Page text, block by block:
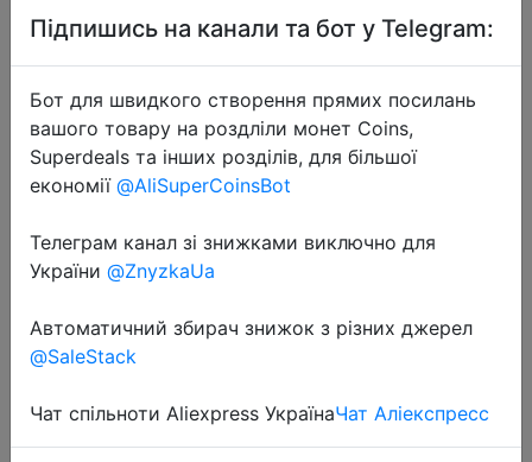
$28.29
Промокод:"BGAAFYE7"
Перейти до магазину
Додаткова інформація відсутня.
Слідкуйте за знижками на мобільному, в телеграм
ZnyzhkaUA
Підпишись на канали та бот у Telegram:
Бот для швидкого створення прямих посилань
вашого товару на роздліли монет Coins,
Superdeals та інших розділів, для більшої
економії @AliSuperCoinsBot
Телеграм канал зі знижками виключно для
України @ZnyzkaUa
Автоматичний збирач знижок з різних джерел
@SaleStack
Чат спільноти Aliexpress УкраїнаЧат Аліекспресс